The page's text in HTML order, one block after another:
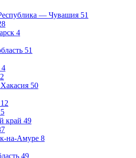
— Чувашия 51
4
51
4
2
50
12
5
край 49
на-Амуре 8
49